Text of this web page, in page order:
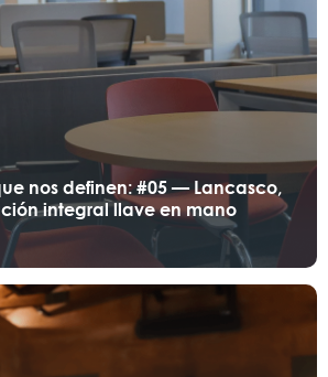
nos definen: #05 — Lancasco,
integral llave en mano